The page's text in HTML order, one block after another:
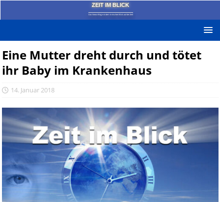
ZEIT IM BLICK
Das News-Blog mit dem kritischen Blick auf die Zeit!
Eine Mutter dreht durch und tötet
ihr Baby im Krankenhaus
14. Januar 2018